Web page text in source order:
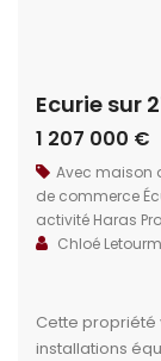
Ecurie sur
1 207 000 €
Avec maison
de commerce
activité Haras
Chloé
Cette propriété
installations